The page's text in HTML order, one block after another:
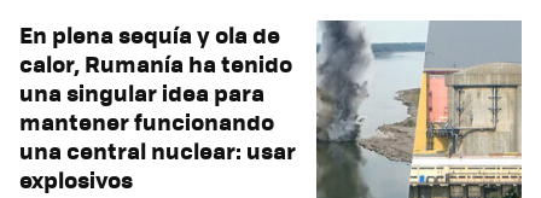
En plena sequía y ola de
calor, Rumanía ha tenido
una singular idea para
mantener funcionando
una central nuclear: usar
explosivos